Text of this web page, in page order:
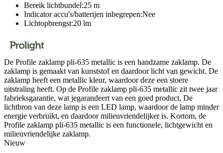
Bereik lichtbundel:25 m
Indicator accu's/batterijen inbegrepen:Nee
Lichtopbrengst:20 lm
De Profile zaklamp pli-635 metallic is een handzame zaklamp. De
zaklamp is gemaakt van kunststof en daardoor licht van gewicht. De
zaklamp heeft een metallic kleur, waardoor deze een stoere
uitstraling heeft. Op de Profile zaklamp pli-635 metallic zit twee jaar
fabrieksgarantie, wat jegarandeert van een goed product, De
lichtbron van deze lamp is een LED lamp, waardoor de lamp minder
energie verbruikt, en daardoor milieuvriendelijker is. Kortom, de
Profile zaklamp pli-635 metallic is een functionele, lichtgewicht en
milieuvriendelijke zaklamp.
Nieuw